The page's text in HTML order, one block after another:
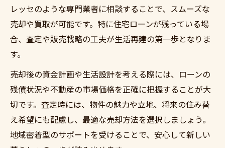
レッセのような専門業者に相談することで、スムーズな
売却や買取が可能です。特に住宅ローンが残っている場
合、査定や販売戦略の工夫が生活再建の第一歩となりま
す。
売却後の資金計画や生活設計を考える際には、ローンの
残債状況や不動産の市場価格を正確に把握することが大
切です。査定時には、物件の魅力や立地、将来の住み替
え希望にも配慮し、最適な売却方法を選択しましょう。
地域密着型のサポートを受けることで、安心して新しい